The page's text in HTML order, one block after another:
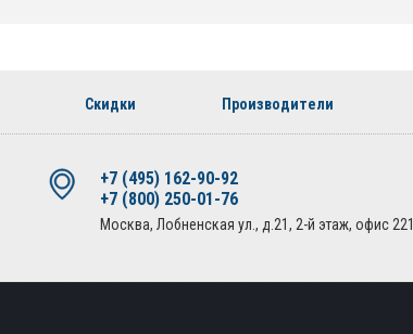
Скидки Производители
+7 (495) 162-90-92
+7 (800) 250-01-76
Москва, Лобненская ул., д.21, 2-й этаж, офис 221